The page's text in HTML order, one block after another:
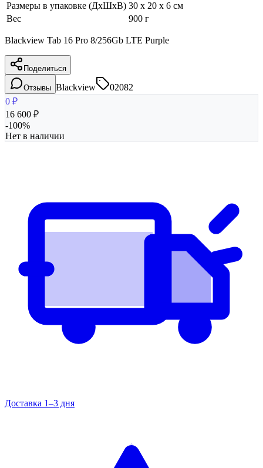
Размеры в упаковке (ДхШхВ) 30 x 20 x 6 см
Вес
900 г
Blackview Tab 16 Pro 8/256Gb LTE Purple
Поделиться
Отзывы Blackview
02082
0 ₽
16 600 ₽
-100%
Нет в наличии
Доставка 1–3 дня